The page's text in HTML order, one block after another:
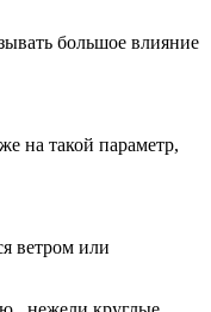
большое влияние
на такой параметр,
ветром или